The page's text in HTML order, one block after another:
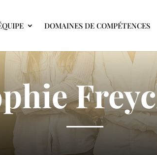
DOMAINES DE COMPÉTENCES